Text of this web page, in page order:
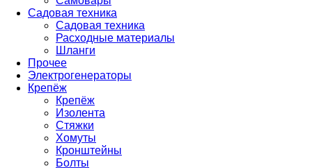
Садовая техника
Садовая техника
Расходные материалы
Шланги
Прочее
Электрогенераторы
Крепёж
Крепёж
Изолента
Стяжки
Хомуты
Кронштейны
Болты